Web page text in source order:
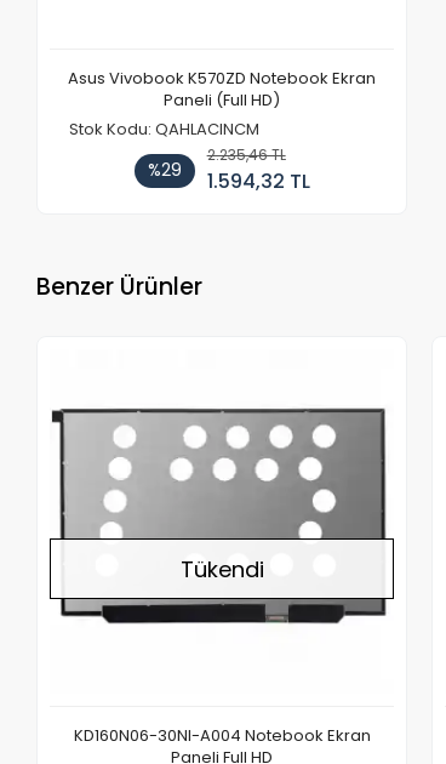
Asus Vivobook K570ZD Notebook Ekran
Paneli (Full HD)
Stok Kodu: QAHLACINCM
%29
2.235,46 TL
1.594,32 TL
Benzer Ürünler
Tükendi
KD160N06-30NI-A004 Notebook Ekran
Paneli Full HD